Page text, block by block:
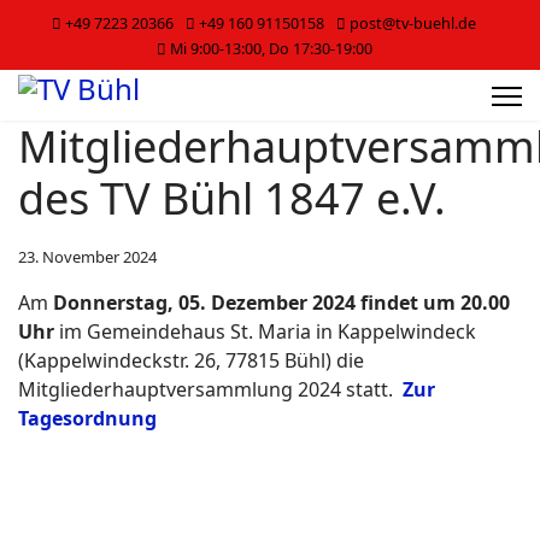
+49 7223 20366 +49 160 91150158
post@tv-buehl.de
Mi 9:00-13:00, Do 17:30-19:00
des TV Bühl 1847 e.V.
23. November 2024
Am Donnerstag, 05. Dezember 2024 findet um 20.00
Uhr im Gemeindehaus St. Maria in Kappelwindeck
(Kappelwindeckstr. 26, 77815 Bühl) die
Mitgliederhauptversammlung 2024 statt. Zur
Tagesordnung